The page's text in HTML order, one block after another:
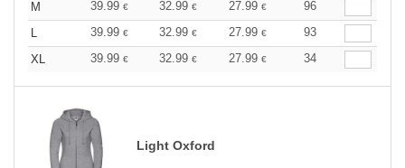
M
39.99 € 32.99 € 27.99 €
96
L
39.99 € 32.99 € 27.99 €
93
XL
39.99 € 32.99 € 27.99 € 34
Light Oxford